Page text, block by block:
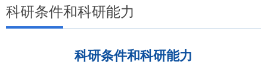
科研条件和科研能力
科研条件和科研能力